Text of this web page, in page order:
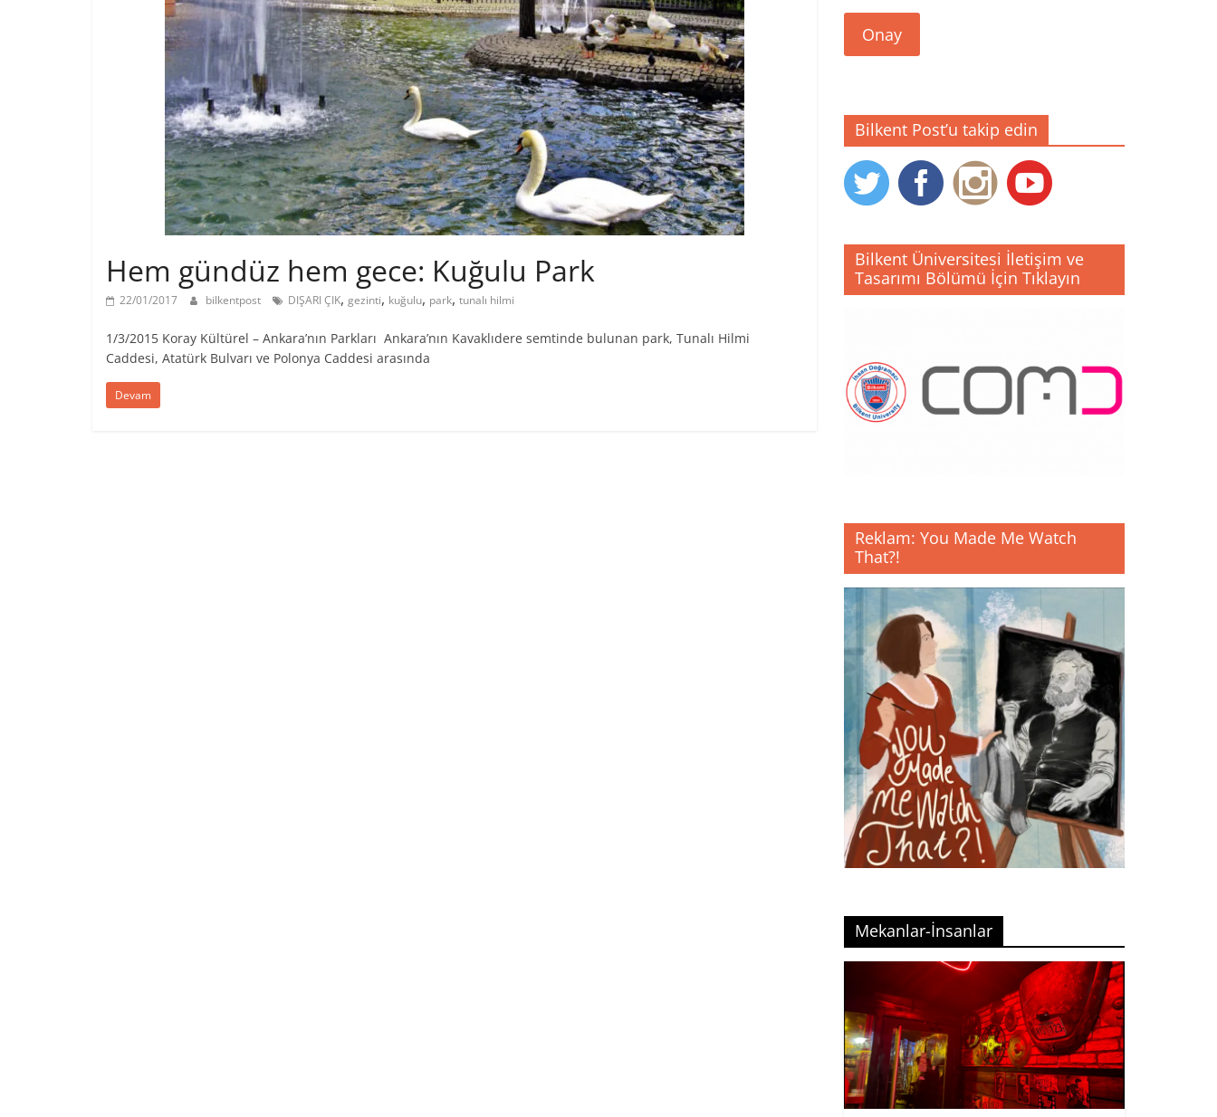
Hem gündüz hem gece: Kuğulu Park
22/01/2017 bilkentpost DIŞARI ÇIK, gezinti, kuğulu, park, tunalı hilmi
1/3/2015 Koray Kültürel – Ankara’nın Parkları Ankara’nın Kavaklıdere semtinde bulunan park, Tunalı Hilmi
Caddesi, Atatürk Bulvarı ve Polonya Caddesi arasında
Devam
Onay
Bilkent Post’u takip edin
Bilkent Üniversitesi İletişim ve
Tasarımı Bölümü İçin Tıklayın
Reklam: You Made Me Watch
That?!
Mekanlar-İnsanlar